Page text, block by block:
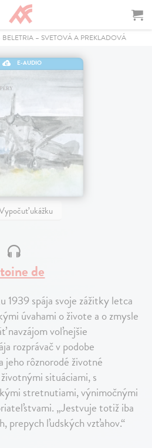
BELETRIA – SVETOVÁ A PREKLADOVÁ
E-AUDIO
ukážku
de
1939 spája svoje zážitky letca
úvahami o živote a o zmysle
navzájom voľnejšie
rozprávač v podobe
jeho rôznorodé životné
situáciami, s
stretnutiami, výnimočnými
„Jestvuje totiž iba
prepych ľudských vzťahov.“